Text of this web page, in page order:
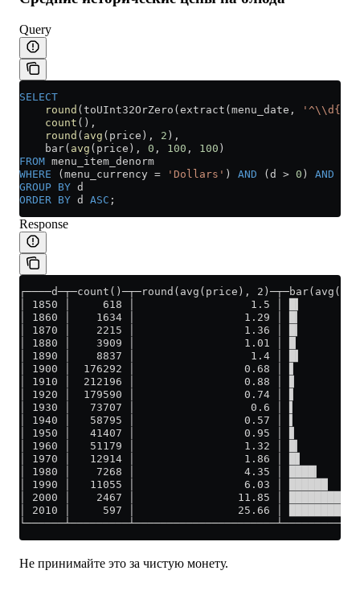
Query
SELECT
    round
(toUInt32OrZero(extract(menu_date,
'^\\d{4}'
    count
(),
    round
( avg (price), 2 ),
    bar(
avg (price), 0 , 100 , 100 )
FROM menu_item_denorm
WHERE (menu_currency = 'Dollars' ) AND (d > 0 ) AND
GROUP BY d
ORDER BY d ASC ;
Response
┌────d─┬─count()─┬─round(avg(price),
│ 1850 │     618 │                  1.5 │ █▍
│ 1860 │    1634 │                 1.29 │ █▎
│ 1870 │    2215 │                 1.36 │ █▎
│ 1880 │    3909 │                 1.01 │ █
│ 1890 │    8837 │                  1.4 │ █▍
│ 1900 │  176292 │                 0.68 │ ▋
│ 1910 │  212196 │                 0.88 │ ▊
│ 1920 │  179590 │                 0.74 │ ▋
│ 1930 │   73707 │                  0.6 │ ▌
│ 1940 │   58795 │                 0.57 │ ▌
│ 1950 │   41407 │                 0.95 │ ▊
│ 1960 │   51179 │                 1.32 │ █▎
│ 1970 │   12914 │                 1.86 │ █▋
│ 1980 │    7268 │                 4.35 │ ████▎
│ 1990 │   11055 │                 6.03 │
│ 2000 │    2467 │                11.85 │
│ 2010 │     597 │                25.66 │
Не принимайте это за чистую монету.